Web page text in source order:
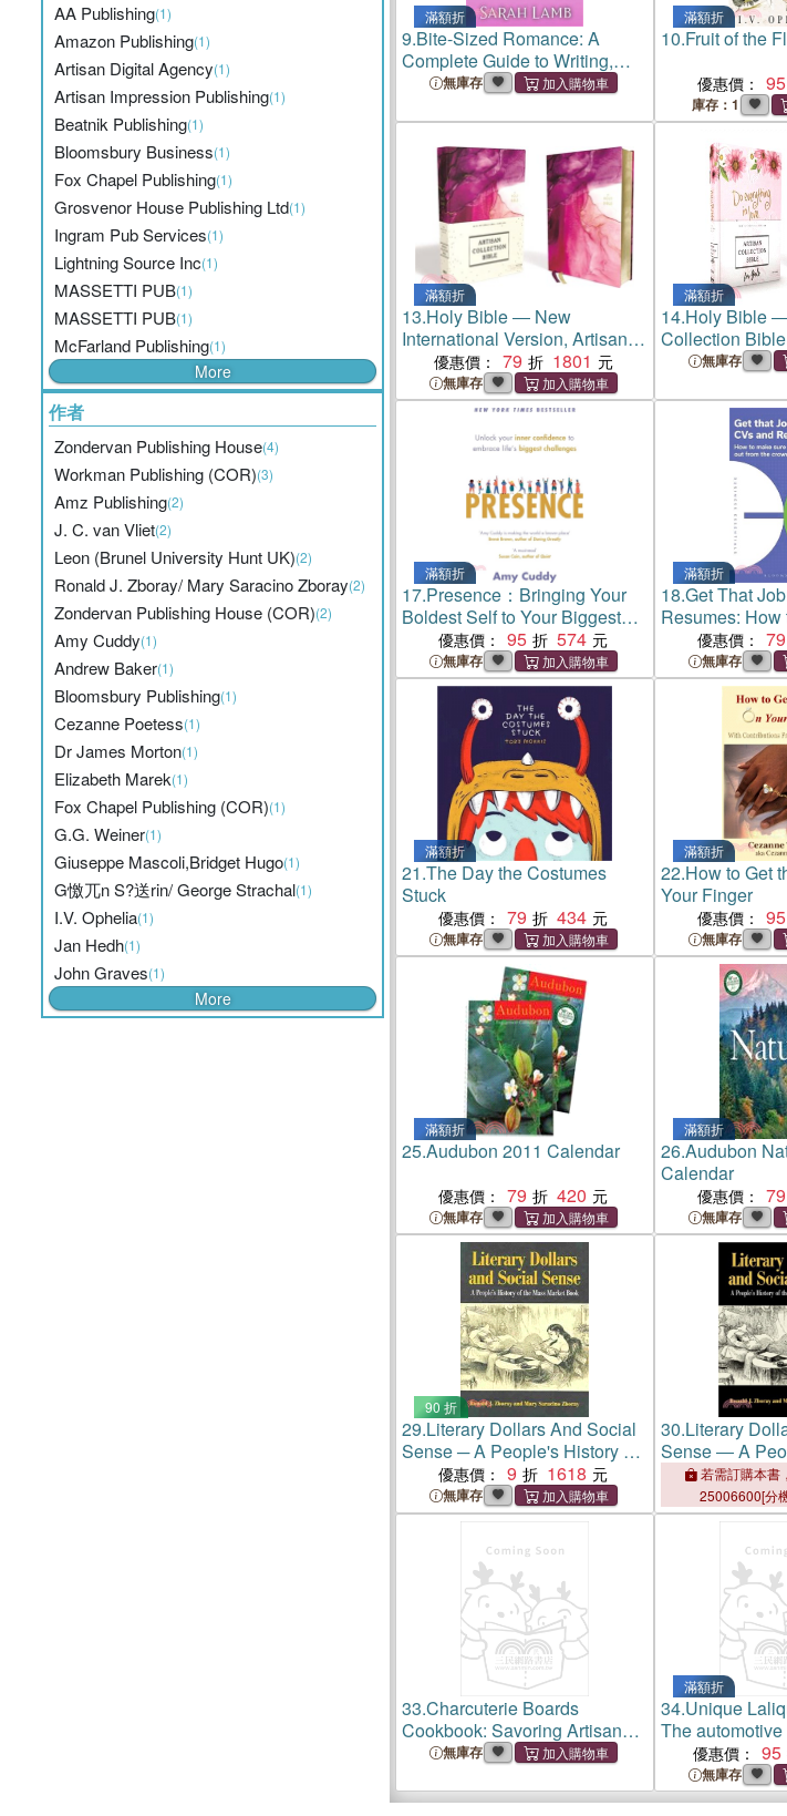
AA Publishing(1)
Amazon Publishing(1)
Artisan Digital Agency(1)
Artisan Impression Publishing(1)
Beatnik Publishing(1)
Bloomsbury Business(1)
Fox Chapel Publishing(1)
Grosvenor House Publishing Ltd(1)
Ingram Pub Services(1)
Lightning Source Inc(1)
MASSETTI PUB(1)
MASSETTI PUB(1)
McFarland Publishing(1)
More
作者
Zondervan Publishing House(4)
Workman Publishing (COR)(3)
Amz Publishing(2)
J. C. van Vliet(2)
Leon (Brunel University Hunt UK)(2)
Ronald J. Zboray/ Mary Saracino Zboray(2)
Zondervan Publishing House (COR)(2)
Amy Cuddy(1)
Andrew Baker(1)
Bloomsbury Publishing(1)
Cezanne Poetess(1)
Dr James Morton(1)
Elizabeth Marek(1)
Fox Chapel Publishing (COR)(1)
G.G. Weiner(1)
Giuseppe Mascoli,Bridget Hugo(1)
G憿兀n S?送rin/ George Strachal(1)
I.V. Ophelia(1)
Jan Hedh(1)
John Graves(1)
More
滿額折
9.Bite-Sized Romance: A
Complete Guide to Writing,
Editing, and Publishing Clean
無庫存
滿額折
10.Fruit of the
優惠價： 95
庫存：1
滿額折
13.Holy Bible ― New
International Version, Artisan
Collection Bible, Pink, Art
Gilded Edges, Red Letter
Edition, Comfort Print
優惠價： 79 1801
無庫存
滿額折
14.Holy Bible
Collection
Daisies,
Edition,
無庫存
滿額折
17.Presence：Bringing Your
Boldest Self to Your Biggest
Challenges
優惠價： 95 574
無庫存
滿額折
18.Get That
Resumes:
you stand out
優惠價： 79
無庫存
滿額折
21.The Day the Costumes
Stuck
優惠價： 79 434
無庫存
滿額折
22.How to Get
Your Finger
優惠價： 95
無庫存
滿額折
25.Audubon 2011 Calendar
優惠價： 79 420
無庫存
滿額折
26.Audubon
Calendar
優惠價： 79
無庫存
90 折
29.Literary Dollars And Social
Sense ─ A People's History Of
The Mass Market Book
優惠價： 9 1618
無庫存
30.Literary
Sense ― A
The Mass
若需訂購本書
25006600[分
33.Charcuterie Boards
Cookbook: Savoring Artisan
Delights: A Guide to Crafting
Culinary Enthusiasts and
無庫存
滿額折
34.Unique
The
& desk
glass artisan
(including
優惠價： 95
無庫存